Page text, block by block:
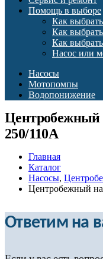
Помощь в выборе
Как
Как
Как
Насос или
Насосы
Мотопомпы
Водопонижение
Центробежный
250/110A
Главная
Каталог
Насосы,
Центробежный
Ответим на